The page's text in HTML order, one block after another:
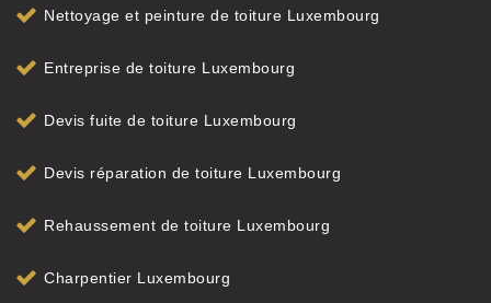
Nettoyage et peinture de toiture Luxembourg
Entreprise de toiture Luxembourg
Devis fuite de toiture Luxembourg
Devis réparation de toiture Luxembourg
Rehaussement de toiture Luxembourg
Charpentier Luxembourg